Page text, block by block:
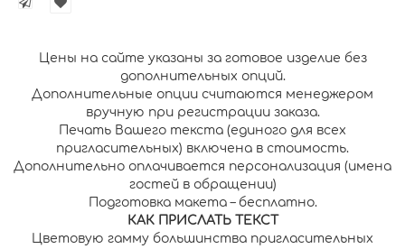
Цены на сайте указаны за готовое изделие без
дополнительных опций.
Дополнительные опции считаются менеджером
вручную при регистрации заказа.
Печать Вашего текста (единого для всех
пригласительных) включена в стоимость.
Дополнительно оплачивается персонализация (имена
гостей в обращении)
Подготовка макета – бесплатно.
КАК ПРИСЛАТЬ ТЕКСТ
Цветовую гамму большинства пригласительных